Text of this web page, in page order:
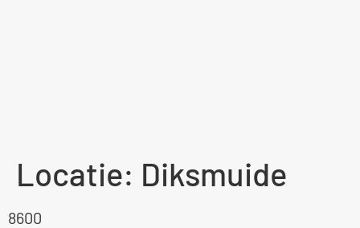
Locatie: Diksmuide
8600